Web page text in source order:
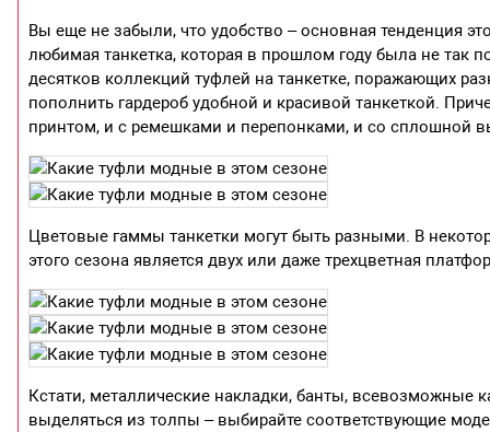
Вы еще не забыли, что удобство – основная тенденция
любимая танкетка, которая в прошлом году была не так
десятков коллекций туфлей на танкетке, поражающих
пополнить гардероб удобной и красивой танкеткой.
принтом, и с ремешками и перепонками, и со сплошной
Цветовые гаммы танкетки могут быть разными. В
этого сезона является двух или даже трехцветная
Кстати, металлические накладки, банты, всевозможные
выделяться из толпы – выбирайте соответствующие